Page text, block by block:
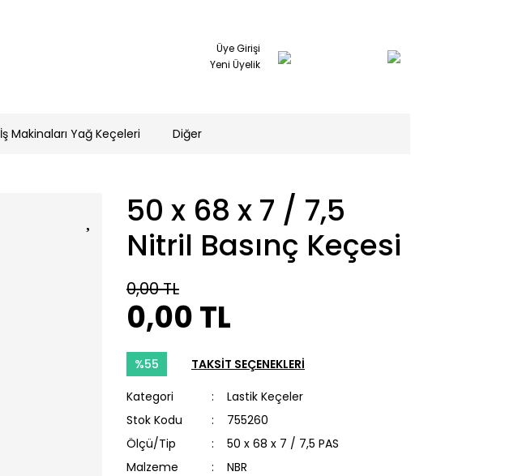
Üye Girişi
Yeni Üyelik
İş Makinaları Yağ Keçeleri Diğer
50 x 68 x 7 / 7,5
Nitril Basınç Keçesi
0,00 TL
0,00 TL
%55 TAKSİT SEÇENEKLERİ
Kategori
Lastik Keçeler
Stok Kodu
755260
Ölçü/Tip
50 x 68 x 7 / 7,5 PAS
Malzeme
NBR